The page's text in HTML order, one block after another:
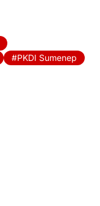
PKDI Sumenep